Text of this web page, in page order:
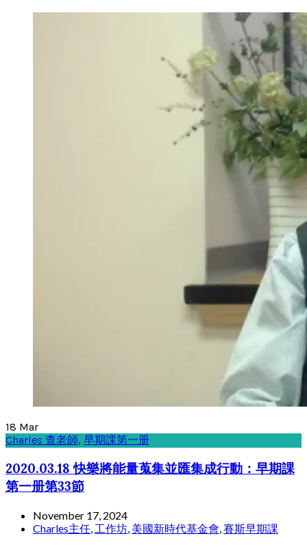
18 Mar
Charles 查老師, 早期課第一册
2020.03.18 快樂將能量蒐集並匯集成行動：早期課
第一册第33節
November 17, 2024
Charles主任, 工作坊, 美國新時代基金會,賽斯早期課